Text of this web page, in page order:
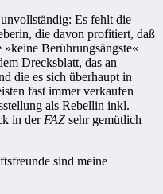
Es fehlt die
die davon profitiert, daß
»keine Berührungsängste«
Drecksblatt, das an
die es sich überhaupt in
fast immer verkaufen
als Rebellin inkl.
in der FAZ sehr gemütlich
sind meine